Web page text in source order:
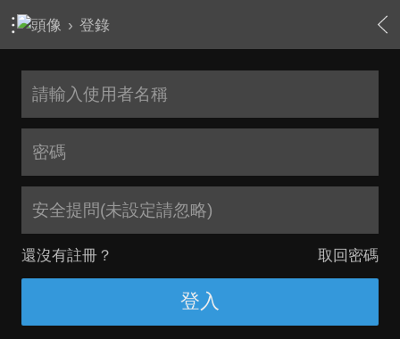
› 登錄
安全提問(未設定請忽略)
還沒有註冊？ 取回密碼
登入